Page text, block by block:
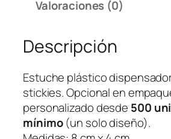
t
F
l
a
g
–
O
Valoraciones (0)
Descripción
Estuche plástico
stickies. Opcional en
personalizado desde 500
mínimo(un solo diseño).